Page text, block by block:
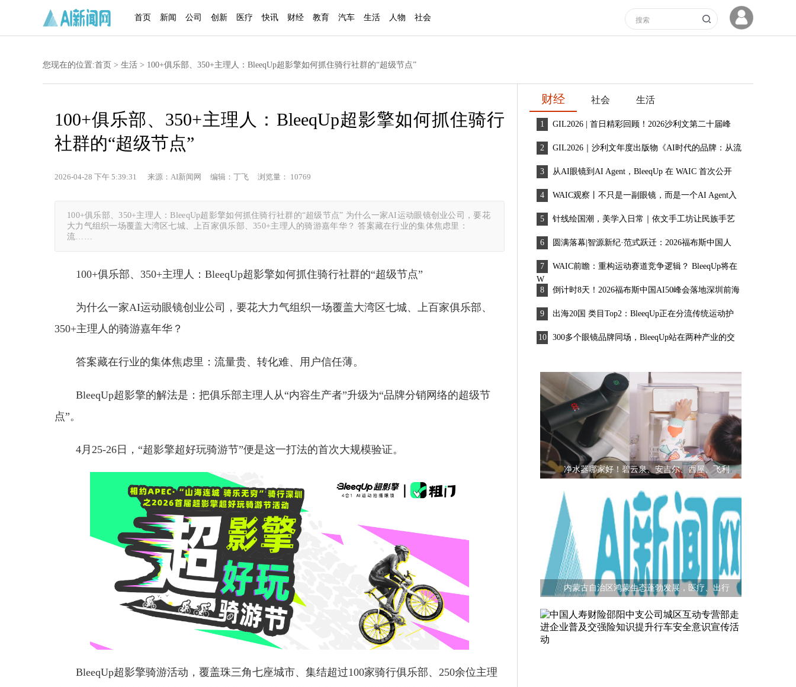
首页 新闻 公司 创新 医疗 快讯 财经 教育 汽车 生活 人物 社会
您现在的位置:首页 > 生活 > 100+俱乐部、350+主理人：BleeqUp超影擎如何抓住骑行社群的“超级节点”
100+俱乐部、350+主理人：BleeqUp超影擎如何抓住骑行
社群的“超级节点”
2026-04-28 下午 5:39:31 来源：AI新闻网 编辑：丁飞 浏览量： 10769
100+俱乐部、350+主理人：BleeqUp超影擎如何抓住骑行社群的“超级节点” 为什么一家AI运动眼镜创业公司，要花
大力气组织一场覆盖大湾区七城、上百家俱乐部、350+主理人的骑游嘉年华？ 答案藏在行业的集体焦虑里：
流……
100+俱乐部、350+主理人：BleeqUp超影擎如何抓住骑行社群的“超级节点”
为什么一家AI运动眼镜创业公司，要花大力气组织一场覆盖大湾区七城、上百家俱乐部、
350+主理人的骑游嘉年华？
答案藏在行业的集体焦虑里：流量贵、转化难、用户信任薄。
BleeqUp超影擎的解法是：把俱乐部主理人从“内容生产者”升级为“品牌分销网络的超级节
点”。
4月25-26日，“超影擎超好玩骑游节”便是这一打法的首次大规模验证。
BleeqUp超影擎骑游活动，覆盖珠三角七座城市、集结超过100家骑行俱乐部、250余位主理
财经 社会 生活
GIL2026 | 首日精彩回顾！2026沙利文第二十届峰
GIL2026｜沙利文年度出版物《AI时代的品牌：从流
从AI眼镜到AI Agent，BleeqUp 在 WAIC 首次公开
WAIC观察丨不只是一副眼镜，而是一个AI Agent入
针线绘国潮，美学入日常｜依文手工坊让民族手艺
圆满落幕|智源新纪·范式跃迁：2026福布斯中国人
WAIC前瞻：重构运动赛道竞争逻辑？ BleeqUp将在
W
倒计时8天！2026福布斯中国AI50峰会落地深圳前海
出海20国 类目Top2：BleeqUp正在分流传统运动护
300多个眼镜品牌同场，BleeqUp站在两种产业的交
2026年6月最新亨得利官方售后中国区客户服务中心
净水器哪家好！碧云泉、安吉尔、西屋、飞利
内蒙古自治区鸿蒙生态蓬勃发展，医疗、出行